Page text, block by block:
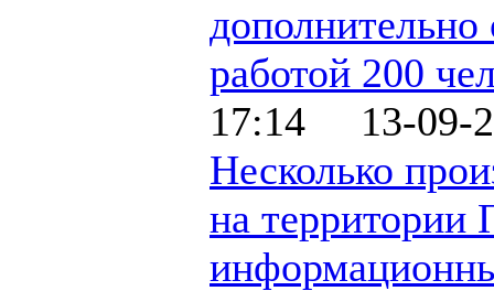
дополнительно
работой 200
17:14 13-09-
Несколько
на территории